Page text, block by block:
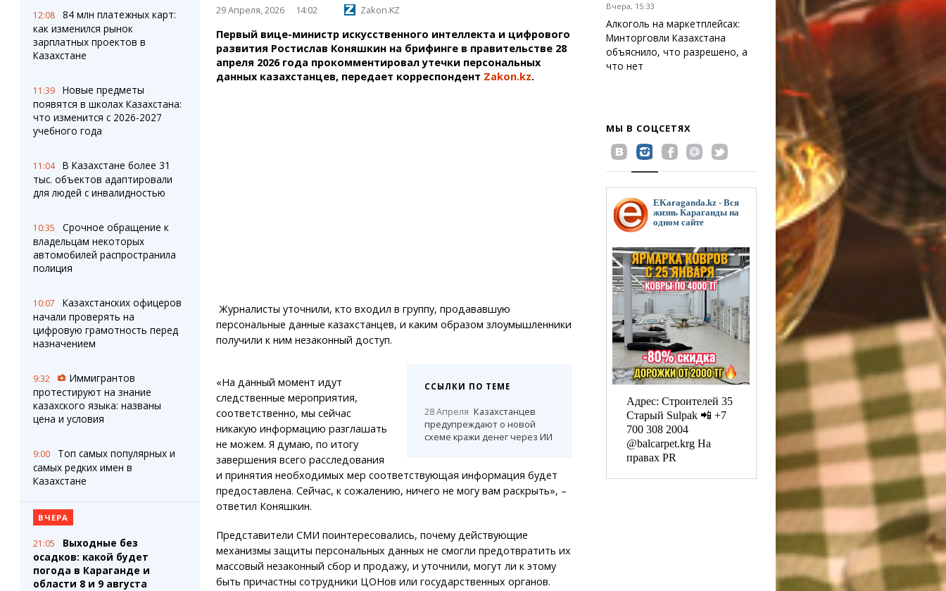
12:08
84 млн платежных карт:
как изменился рынок
зарплатных проектов в
Казахстане
11:39
Новые предметы
появятся в школах Казахстана:
что изменится с 2026-2027
учебного года
11:04
В Казахстане более 31
тыс. объектов адаптировали
для людей с инвалидностью
10:35
Срочное обращение к
владельцам некоторых
автомобилей распространила
полиция
10:07
Казахстанских офицеров
начали проверять на
цифровую грамотность перед
назначением
9:32
Иммигрантов
протестируют на знание
казахского языка: названы
цена и условия
9:00
Топ самых популярных и
самых редких имен в
Казахстане
ВЧЕРА
21:05
Выходные без
осадков: какой будет
погода в Караганде и
области 8 и 9 августа
29 Апреля, 2026 14:02 Zakon.KZ
Первый вице-министр искусственного интеллекта и цифрового
развития Ростислав Коняшкин на брифинге в правительстве 28
апреля 2026 года прокомментировал утечки персональных
данных казахстанцев, передает корреспондент Zakon.kz.
Журналисты уточнили, кто входил в группу, продававшую
персональные данные казахстанцев, и каким образом злоумышленники
получили к ним незаконный доступ.
ССЫЛКИ ПО ТЕМЕ
28 Апреля Казахстанцев
предупреждают о новой
схеме кражи денег через ИИ
«На данный момент идут
следственные мероприятия,
соответственно, мы сейчас
никакую информацию разглашать
не можем. Я думаю, по итогу
завершения всего расследования
и принятия необходимых мер соответствующая информация будет
предоставлена. Сейчас, к сожалению, ничего не могу вам раскрыть», –
ответил Коняшкин.
Представители СМИ поинтересовались, почему действующие
механизмы защиты персональных данных не смогли предотвратить их
массовый незаконный сбор и продажу, и уточнили, могут ли к этому
быть причастны сотрудники ЦОНов или государственных органов.
Вчера, 15:33
Алкоголь на маркетплейсах:
Минторговли Казахстана
объяснило, что разрешено, а
что нет
МЫ В СОЦСЕТЯХ
EKaraganda.kz - Вся
жизнь Караганды на
одном сайте